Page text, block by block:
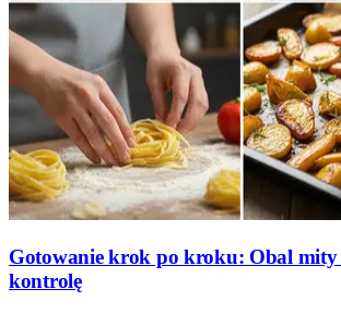
Gotowanie krok po kroku: Obal mity
kontrolę